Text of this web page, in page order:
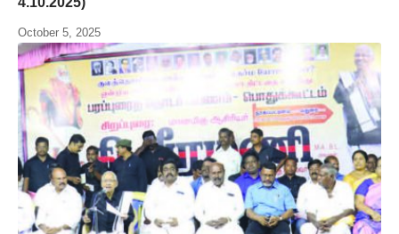
October 5, 2025